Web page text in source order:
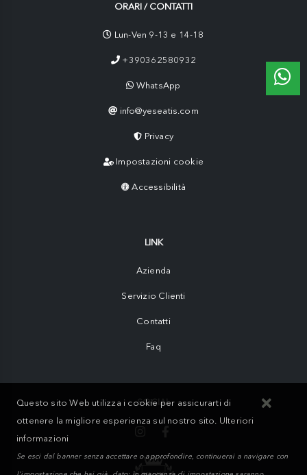
ORARI / CONTATTI
Lun-Ven 9-13 e 14-18
+390362580932
WhatsApp
info@yeseatis.com
Privacy
Impostazioni cookie
Accessibilità
LINK
Azienda
Servizio Clienti
Contatti
Faq
SOCIAL
Questo sito Web utilizza i cookie per assicurarti di
ottenere la migliore esperienza sul nostro sito. Ulteriori
informazioni
Se esci dal banner senza accettare o approfondire, continuerai a navigare con